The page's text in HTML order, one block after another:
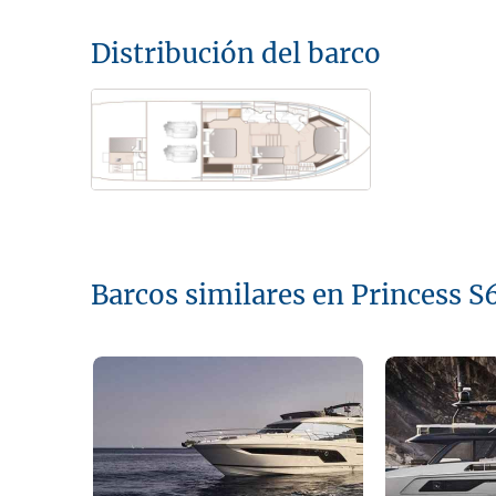
Distribución del barco
Barcos similares en Princess